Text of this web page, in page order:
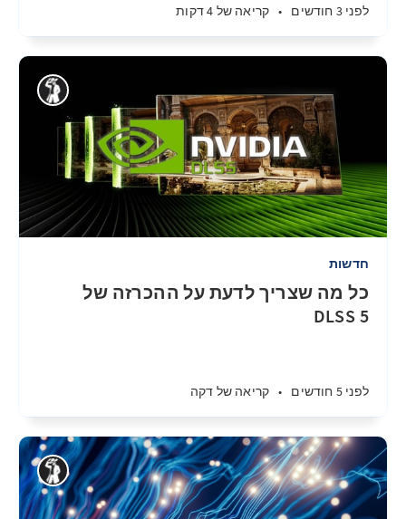
לפני 3 חודשים • קריאה של 4 דקות
חדשות
כל מה שצריך לדעת על ההכרזה של
DLSS 5
לפני 5 חודשים • קריאה של דקה